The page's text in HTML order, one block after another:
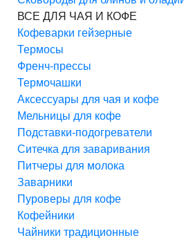
ВСЕ ДЛЯ ЧАЯ И КОФЕ
Кофеварки гейзерные
Термосы
Френч-прессы
Термочашки
Аксессуары для чая и кофе
Мельницы для кофе
Подставки-подогреватели
Ситечка для заваривания
Питчеры для молока
Заварники
Пуроверы для кофе
Кофейники
Чайники традиционные